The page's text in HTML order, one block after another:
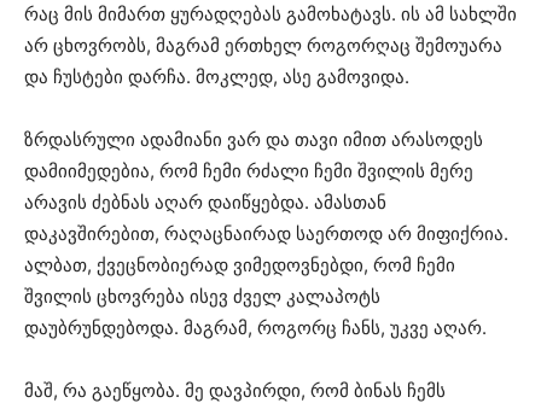
რაც მის მიმართ ყურადღებას გამოხატავს. ის ამ სახლში
არ ცხოვრობს, მაგრამ ერთხელ როგორღაც შემოუარა
და ჩუსტები დარჩა. მოკლედ, ასე გამოვიდა.
ზრდასრული ადამიანი ვარ და თავი იმით არასოდეს
დამიიმედებია, რომ ჩემი რძალი ჩემი შვილის მერე
არავის ძებნას აღარ დაიწყებდა. ამასთან
დაკავშირებით, რაღაცნაირად საერთოდ არ მიფიქრია.
ალბათ, ქვეცნობიერად ვიმედოვნებდი, რომ ჩემი
შვილის ცხოვრება ისევ ძველ კალაპოტს
დაუბრუნდებოდა. მაგრამ, როგორც ჩანს, უკვე აღარ.
მაშ, რა გაეწყობა. მე დავპირდი, რომ ბინას ჩემს